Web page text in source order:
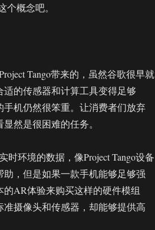
概念吧。
Tango带来的，虽然谷歌很早就
的传感器和计算工具变得足够
机仍然很笨重。让消费者们放弃
然是很困难的任务。
环境的数据，像Project Tango设备
助，但是如果一款手机能够足够强
AR体验来购买这样的硬件模组
摄像头和传感器，却能够提供高